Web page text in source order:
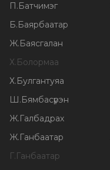
П.Батчимэг
Б.Баярбаатар
Ж.Баясгалан
Х.Болормаа
Х.Булгантуяа
Ш.Бямбасүрэн
Ж.Галбадрах
Ж.Ганбаатар
Г.Ганбаатар